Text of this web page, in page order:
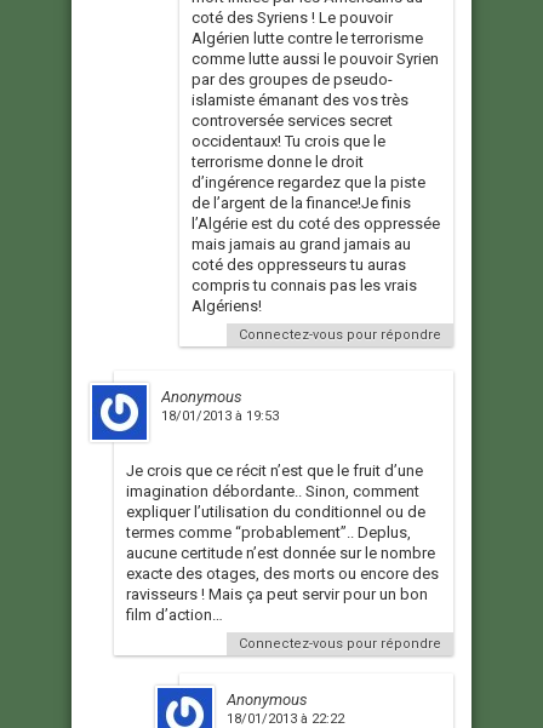
coté des Syriens ! Le pouvoir
Algérien lutte contre le terrorisme
comme lutte aussi le pouvoir Syrien
par des groupes de pseudo-
islamiste émanant des vos très
controversée services secret
occidentaux! Tu crois que le
terrorisme donne le droit
d’ingérence regardez que la piste
de l’argent de la finance!Je finis
l’Algérie est du coté des oppressée
mais jamais au grand jamais au
coté des oppresseurs tu auras
compris tu connais pas les vrais
Algériens!
Connectez-vous pour répondre
Anonymous
18/01/2013 à 19:53
Je crois que ce récit n’est que le fruit d’une
imagination débordante.. Sinon, comment
expliquer l’utilisation du conditionnel ou de
termes comme “probablement”.. Deplus,
aucune certitude n’est donnée sur le nombre
exacte des otages, des morts ou encore des
ravisseurs ! Mais ça peut servir pour un bon
film d’action…
Connectez-vous pour répondre
Anonymous
18/01/2013 à 22:22